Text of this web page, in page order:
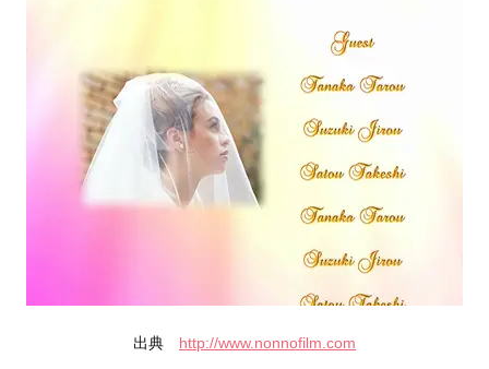
出典 http://www.nonnofilm.com